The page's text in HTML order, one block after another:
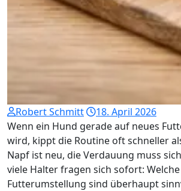
Robert Schmitt
18. April 2026
Wenn ein Hund gerade auf neues
wird, kippt die Routine oft schneller
Napf ist neu, die Verdauung muss
viele Halter fragen sich sofort: Welche
Futterumstellung sind überhaupt